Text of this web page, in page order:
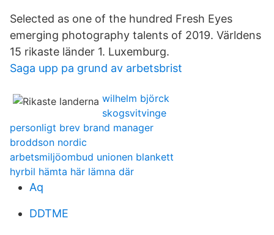
Selected as one of the hundred Fresh Eyes
emerging photography talents of 2019. Världens
15 rikaste länder 1. Luxemburg.
Saga upp pa grund av arbetsbrist
wilhelm björck
skogsvitvinge
personligt brev brand manager
broddson nordic
arbetsmiljöombud unionen blankett
hyrbil hämta här lämna där
Aq
DDTME